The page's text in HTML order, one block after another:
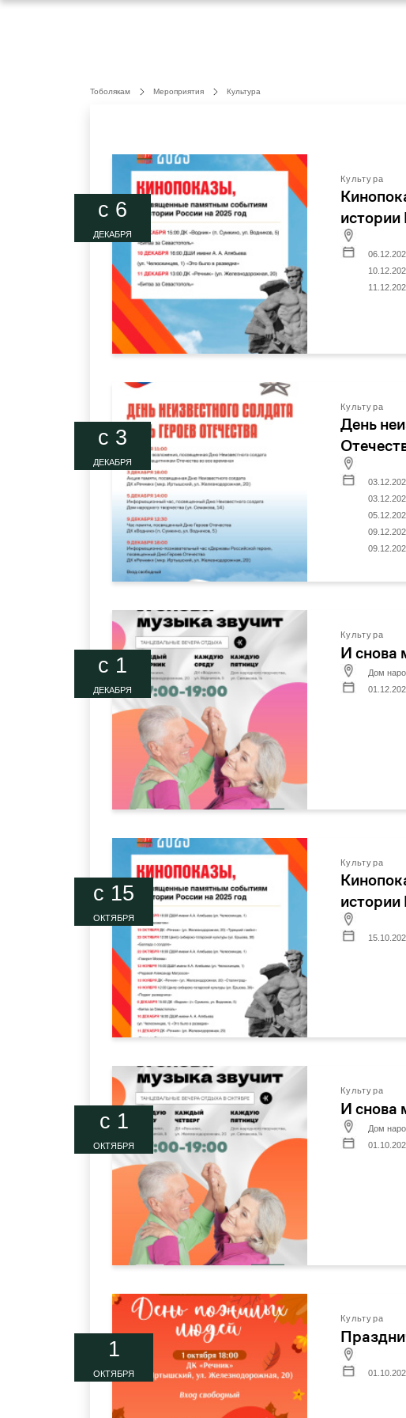
Тоболякам Мероприятия Культура
c 6
ДЕКАБРЯ
Культура
c 3
ДЕКАБРЯ
Культура
День
c 1
ДЕКАБРЯ
Культура
И снова
Дом
c 15
ОКТЯБРЯ
Культура
c 1
ОКТЯБРЯ
Культура
И снова
Дом
1
ОКТЯБРЯ
Культура